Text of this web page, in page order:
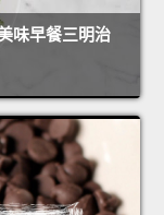
味早餐三明治